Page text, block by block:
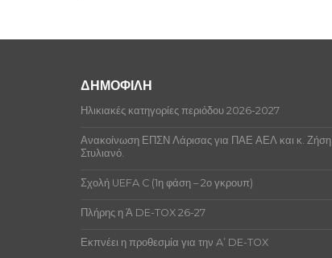
ΔΗΜΟΦΙΛΗ
Ηλικιακές κατηγορίες περιόδου 2026-2027
Ανακοίνωση ΕΠΣΝ Λάρισας για ΠΑΕ ΑΕΛ και κ. Ζήση
Στυλιανό.
Σχολή UEFA C (1η φάση – 2ο γκρουπ)
Πλήρης η Ά DE-TOX 26-27
Εκπνέει η προθεσμία για την A’ DE-TOX